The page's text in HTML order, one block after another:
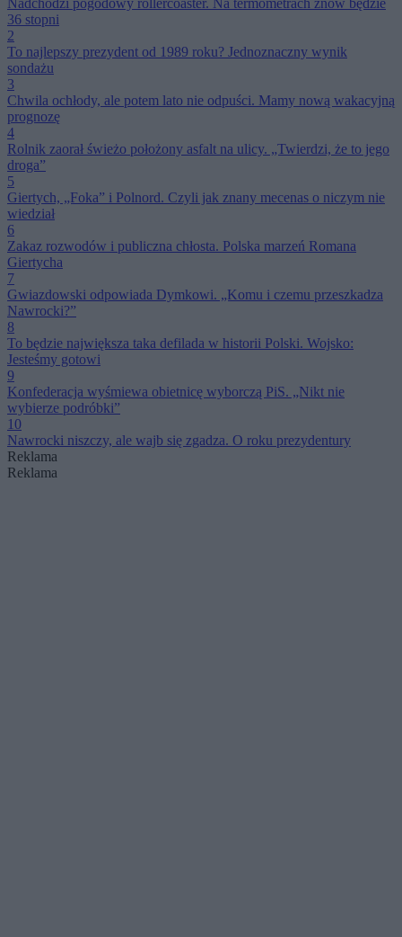
36 stopni
2
To najlepszy prezydent od 1989 roku? Jednoznaczny wynik
sondażu
3
Chwila ochłody, ale potem lato nie odpuści. Mamy nową wakacyjną
prognozę
4
Rolnik zaorał świeżo położony asfalt na ulicy. „Twierdzi, że to jego
droga”
5
Giertych, „Foka” i Polnord. Czyli jak znany mecenas o niczym nie
wiedział
6
Zakaz rozwodów i publiczna chłosta. Polska marzeń Romana
Giertycha
7
Gwiazdowski odpowiada Dymkowi. „Komu i czemu przeszkadza
Nawrocki?”
8
To będzie największa taka defilada w historii Polski. Wojsko:
Jesteśmy gotowi
9
Konfederacja wyśmiewa obietnicę wyborczą PiS. „Nikt nie
wybierze podróbki”
10
Nawrocki niszczy, ale wajb się zgadza. O roku prezydentury
Reklama
Reklama